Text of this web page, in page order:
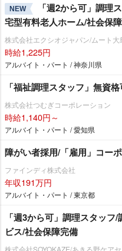
NEW
「週2から可」調理
宅型有料老人ホーム/社会保
株式会社エクシオジャパン/ムート大
時給1,225円
アルバイト・パート / 神奈川県
「福祉調理スタッフ」無資
株式会社つむぎコーポレーション
時給1,140円～
アルバイト・パート / 愛知県
障がい者採用/「雇用」コー
ファインディ株式会社
年収191万円
アルバイト・パート / 東京都
「週3から可」調理スタッ
ビス/社会保障完備
株式会社SOYOKAZE/あきる野ケア